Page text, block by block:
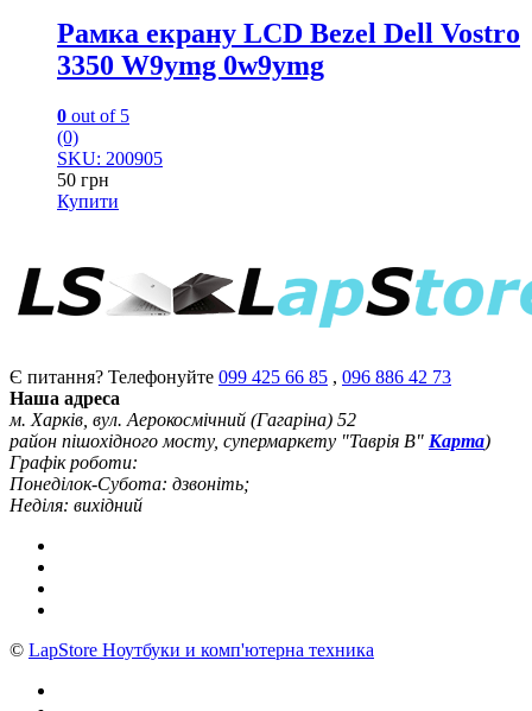
Рамка екрану LCD Bezel Dell Vostro
3350 W9ymg 0w9ymg
0 out of 5
(0)
SKU: 200905
50 грн
Купити
Є питання? Телефонуйте 099 425 66 85 , 096 886 42 73
Наша адреса
м. Харків, вул. Аерокосмічний (Гагаріна) 52
район пішохідного мосту, супермаркету "Таврія В" Карта)
Графік роботи:
Понеділок-Субота: дзвоніть;
Неділя: вихідний
© LapStore Ноутбуки и комп'ютерна техника